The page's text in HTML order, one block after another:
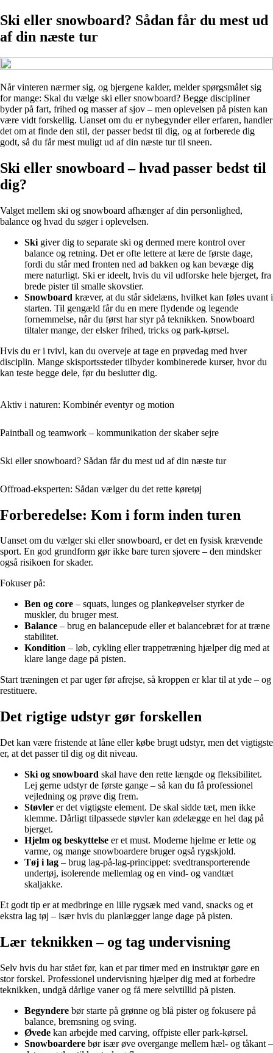
Ski eller snowboard? Sådan får du mest ud
af din næste tur
Når vinteren nærmer sig, og bjergene kalder, melder spørgsmålet sig
for mange: Skal du vælge ski eller snowboard? Begge discipliner
byder på fart, frihed og masser af sjov – men oplevelsen på pisten kan
være vidt forskellig. Uanset om du er nybegynder eller erfaren, handler
det om at finde den stil, der passer bedst til dig, og at forberede dig
godt, så du får mest muligt ud af din næste tur til sneen.
Ski eller snowboard – hvad passer bedst til
dig?
Valget mellem ski og snowboard afhænger af din personlighed,
balance og hvad du søger i oplevelsen.
Ski giver dig to separate ski og dermed mere kontrol over
balance og retning. Det er ofte lettere at lære de første dage,
fordi du står med fronten ned ad bakken og kan bevæge dig
mere naturligt. Ski er ideelt, hvis du vil udforske hele bjerget, fra
brede pister til smalle skovstier.
Snowboard kræver, at du står sidelæns, hvilket kan føles uvant i
starten. Til gengæld får du en mere flydende og legende
fornemmelse, når du først har styr på teknikken. Snowboard
tiltaler mange, der elsker frihed, tricks og park-kørsel.
Hvis du er i tvivl, kan du overveje at tage en prøvedag med hver
disciplin. Mange skisportssteder tilbyder kombinerede kurser, hvor du
kan teste begge dele, før du beslutter dig.
Aktiv i naturen: Kombinér eventyr og motion
Paintball og teamwork – kommunikation der skaber sejre
Ski eller snowboard? Sådan får du mest ud af din næste tur
Offroad-eksperten: Sådan vælger du det rette køretøj
Forberedelse: Kom i form inden turen
Uanset om du vælger ski eller snowboard, er det en fysisk krævende
sport. En god grundform gør ikke bare turen sjovere – den mindsker
også risikoen for skader.
Fokuser på:
Ben og core – squats, lunges og plankeøvelser styrker de
muskler, du bruger mest.
Balance – brug en balancepude eller et balancebræt for at træne
stabilitet.
Kondition – løb, cykling eller trappetræning hjælper dig med at
klare lange dage på pisten.
Start træningen et par uger før afrejse, så kroppen er klar til at yde – og
restituere.
Det rigtige udstyr gør forskellen
Det kan være fristende at låne eller købe brugt udstyr, men det vigtigste
er, at det passer til dig og dit niveau.
Ski og snowboard skal have den rette længde og fleksibilitet.
Lej gerne udstyr de første gange – så kan du få professionel
vejledning og prøve dig frem.
Støvler er det vigtigste element. De skal sidde tæt, men ikke
klemme. Dårligt tilpassede støvler kan ødelægge en hel dag på
bjerget.
Hjelm og beskyttelse er et must. Moderne hjelme er lette og
varme, og mange snowboardere bruger også rygskjold.
Tøj i lag – brug lag-på-lag-princippet: svedtransporterende
undertøj, isolerende mellemlag og en vind- og vandtæt
skaljakke.
Et godt tip er at medbringe en lille rygsæk med vand, snacks og et
ekstra lag tøj – især hvis du planlægger lange dage på pisten.
Lær teknikken – og tag undervisning
Selv hvis du har stået før, kan et par timer med en instruktør gøre en
stor forskel. Professionel undervisning hjælper dig med at forbedre
teknikken, undgå dårlige vaner og få mere selvtillid på pisten.
Begyndere bør starte på grønne og blå pister og fokusere på
balance, bremsning og sving.
Øvede kan arbejde med carving, offpiste eller park-kørsel.
Snowboardere bør især øve overgange mellem hæl- og tåkant –